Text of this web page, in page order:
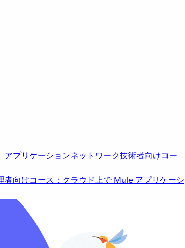
アプリケーションネットワーク技術者向けコー
者向けコース：クラウド上で Mule アプリケーシ